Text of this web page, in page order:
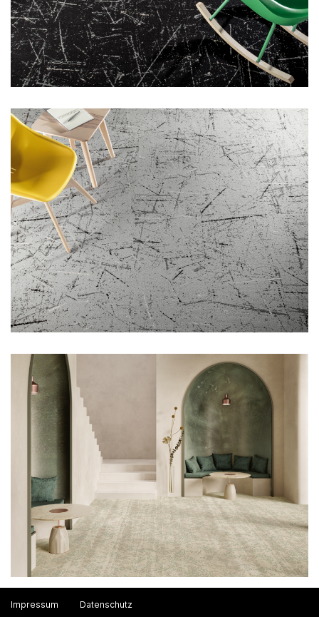
Impressum Datenschutz